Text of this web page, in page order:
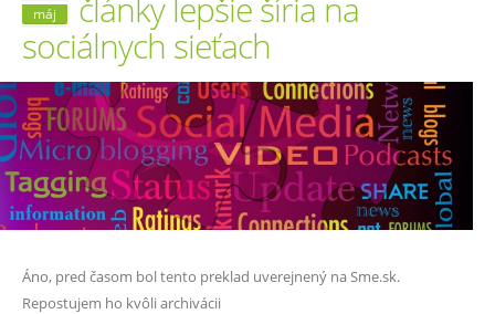
máj
články lepšie šíria na
sociálnych sieťach
Áno, pred časom bol tento preklad uverejnený na Sme.sk.
Repostujem ho kvôli archivácii